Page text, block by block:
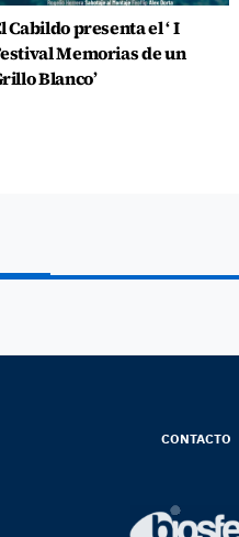
Cabildo presenta el ‘ I
Memorias de un
Blanco’
CONTACTO